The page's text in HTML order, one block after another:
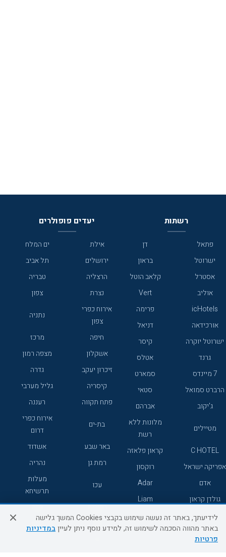
רשתות
פתאל
דן
ישרוטל
בראון
אסטרל
קלאב הוטל
אוליב
Vert
icHotels
פרימה
אורכידאה
דניאל
ישרוטל יוקרה
קיסר
גרנד
אטלס
7 מיינדס
סמארט
הרברט סמואל
סטאי
ג'יקוב
אברהם
מטיילים
מלונות ללא
רשת
C HOTEL
קראון פלאזה
אפריקה ישראל
רוקסון
אדם
Adar
גולדן קראון
Liam
יעדים פופולרים
אילת
ים המלח
ירושלים
תל אביב
הרצליה
טבריה
נצרת
צפון
אירוח כפרי
צפון
נתניה
חיפה
מרכז
אשקלון
מצפה רמון
זיכרון יעקב
גדרה
קיסריה
גליל מערבי
פתח תקווה
רעננה
בת-ים
אירוח כפרי
דרום
באר שבע
אשדוד
רמת גן
נהריה
עכו
מעלות
תרשיחא
רחובות
צפת
חדרה
דרום
לידיעתך, באתר זה נעשה שימוש בקבצי Cookies המשך גלישה
באתר מהווה הסכמה לשימוש זה, למידע נוסף ניתן לעייןבמדיניות
פרטיות